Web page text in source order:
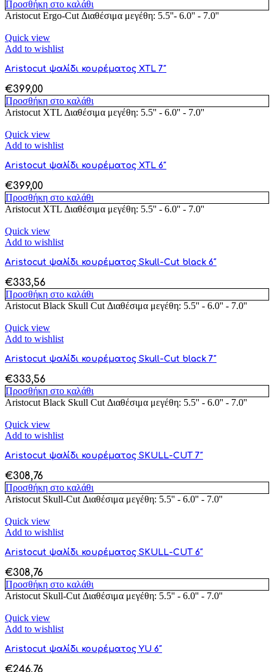
Προσθήκη στο καλάθι
Aristocut Ergo-Cut Διαθέσιμα μεγέθη: 5.5''- 6.0'' - 7.0''
Quick view
Add to wishlist
Aristocut ψαλίδι κουρέματος XTL 7″
€399,00
Προσθήκη στο καλάθι
Aristocut XTL Διαθέσιμα μεγέθη: 5.5'' - 6.0'' - 7.0''
Quick view
Add to wishlist
Aristocut ψαλίδι κουρέματος XTL 6″
€399,00
Προσθήκη στο καλάθι
Aristocut XTL Διαθέσιμα μεγέθη: 5.5'' - 6.0'' - 7.0''
Quick view
Add to wishlist
Aristocut ψαλίδι κουρέματος Skull-Cut black 6″
€333,56
Προσθήκη στο καλάθι
Aristocut Black Skull Cut Διαθέσιμα μεγέθη: 5.5'' - 6.0'' - 7.0''
Quick view
Add to wishlist
Aristocut ψαλίδι κουρέματος Skull-Cut black 7″
€333,56
Προσθήκη στο καλάθι
Aristocut Black Skull Cut Διαθέσιμα μεγέθη: 5.5'' - 6.0'' - 7.0''
Quick view
Add to wishlist
Aristocut ψαλίδι κουρέματος SKULL-CUT 7″
€308,76
Προσθήκη στο καλάθι
Aristocut Skull-Cut Διαθέσιμα μεγέθη: 5.5'' - 6.0'' - 7.0''
Quick view
Add to wishlist
Aristocut ψαλίδι κουρέματος SKULL-CUT 6″
€308,76
Προσθήκη στο καλάθι
Aristocut Skull-Cut Διαθέσιμα μεγέθη: 5.5'' - 6.0'' - 7.0''
Quick view
Add to wishlist
Aristocut ψαλίδι κουρέματος YU 6″
€246,76